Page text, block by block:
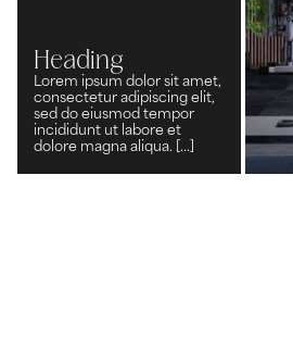
Heading
Lorem ipsum dolor sit amet,
consectetur adipiscing elit,
sed do eiusmod tempor
incididunt ut labore et
dolore magna aliqua. [...]